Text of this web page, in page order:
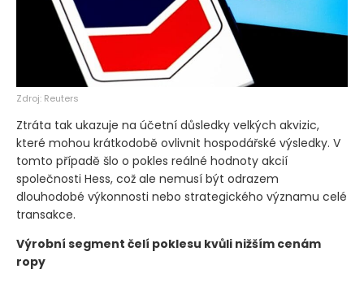
Zdroj: Reuters
Ztráta tak ukazuje na účetní důsledky velkých akvizic,
které mohou krátkodobě ovlivnit hospodářské výsledky. V
tomto případě šlo o pokles reálné hodnoty akcií
společnosti Hess, což ale nemusí být odrazem
dlouhodobé výkonnosti nebo strategického významu celé
transakce.
Výrobní segment čelí poklesu kvůli nižším cenám
ropy